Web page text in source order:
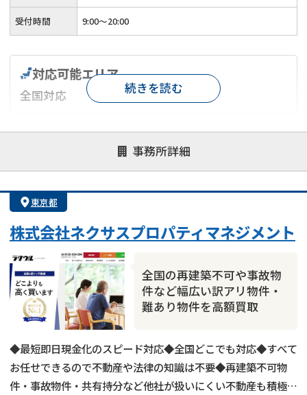
受付時間 9:00～20:00
事務所詳細
対応可能エリア
全国対応
対応が親身 オンライン面談可能
レスポンスが早い
1億円以上の買取可
続きを読む
東京都
株式会社ネクサスプロパティマネジメント
全国の再建築不可や事故物
件など幅広い訳アリ物件・
難あり物件を高額買取
◆最短即日現金化のスピード対応◆全国どこでも対応◆すべて
お任せできるので不動産や法律の知識は不要◆再建築不可物
件・事故物件・共有持分など他社が扱いにくい不動産も積極買